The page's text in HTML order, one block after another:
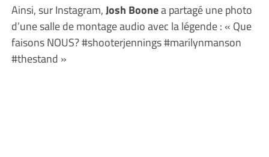
Ainsi, sur Instagram,Josh Boonea partagé une photo
d’une salle de montage audio avec la légende : « Que
faisons NOUS? #shooterjennings #marilynmanson
#thestand »